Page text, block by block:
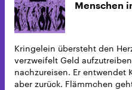
Menschen
Kringelein übersteht den
verzweifelt Geld
nachzureisen. Er
aber zurück. Flämmchen